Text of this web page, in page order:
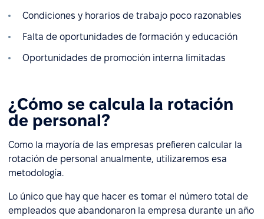
Condiciones y horarios de trabajo poco razonables
Falta de oportunidades de formación y educación
Oportunidades de promoción interna limitadas
¿Cómo se calcula la rotación
de personal?
Como la mayoría de las empresas prefieren calcular la
rotación de personal anualmente, utilizaremos esa
metodología.
Lo único que hay que hacer es tomar el número total de
empleados que abandonaron la empresa durante un año